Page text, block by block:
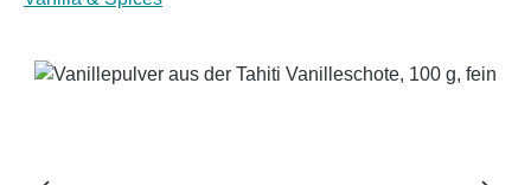
Bildergalerie überspringen